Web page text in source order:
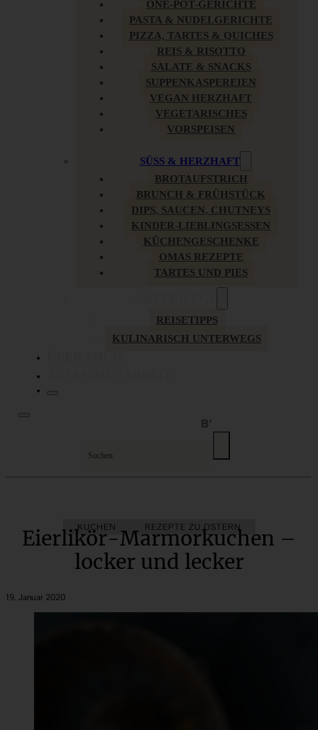
ONE-POT-GERICHTE
PASTA & NUDELGERICHTE
PIZZA, TARTES & QUICHES
REIS & RISOTTO
SALATE & SNACKS
SUPPENKASPEREIEN
VEGAN HERZHAFT
VEGETARISCHES
VORSPEISEN
SÜSS & HERZHAFT
BROTAUFSTRICH
BRUNCH & FRÜHSTÜCK
DIPS, SAUCEN, CHUTNEYS
KINDER-LIEBLINGSESSEN
KÜCHENGESCHENKE
OMAS REZEPTE
TARTES UND PIES
REISETIPPS
KULINARISCH UNTERWEGS
KUCHEN REZEPTE ZU OSTERN
Eierlikör-Marmorkuchen –
locker und lecker
19. Januar 2020